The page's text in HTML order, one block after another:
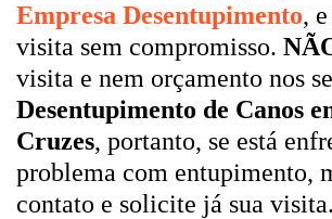
Empresa Desentupimento,
visita sem compromisso.
visita e nem orçamento nos
Desentupimento de Canos
Cruzes, portanto, se está
problema com entupimento,
contato e solicite já sua